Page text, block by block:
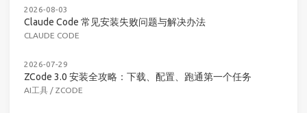
2026-08-03
Claude Code 常见安装失败问题与解决办法
CLAUDE CODE
2026-07-29
ZCode 3.0 安装全攻略：下载、配置、跑通第一个任务
AI工具 / ZCODE